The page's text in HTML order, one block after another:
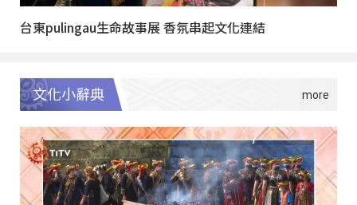
台東pulingau生命故事展 香氛串起文化連結
文化小辭典